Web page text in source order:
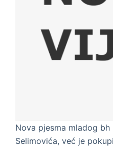
Nova pjesma mladog
Selimovića, već je